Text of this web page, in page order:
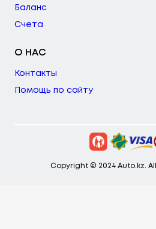
Баланс
Счета
О НАС
Контакты
Помощь по сайту
Copyright © 2024 Auto.kz.